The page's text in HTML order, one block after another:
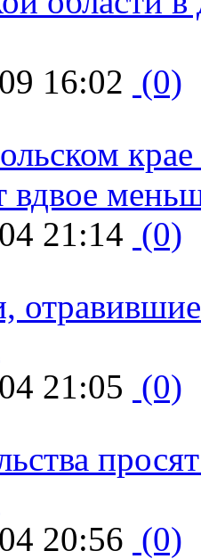
16:02 (0)
вдвое
21:14 (0)
21:05 (0)
20:56 (0)